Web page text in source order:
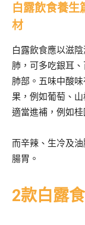
白露飲食養生
材
白露飲食應以滋
肺，可多吃銀耳
肺部。五味中酸
果，例如葡萄、
適當進補，例如
而辛辣、生冷及
腸胃。
2款白露